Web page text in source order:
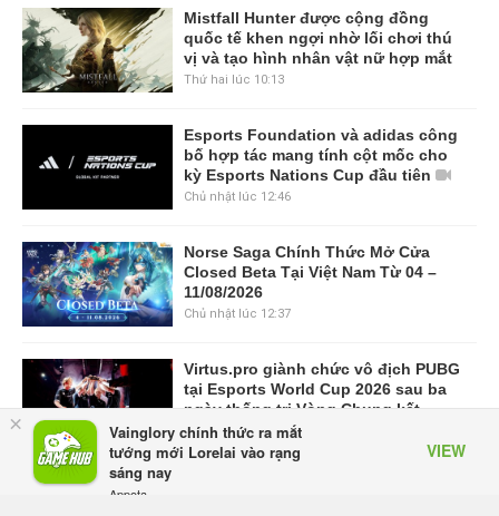
×
Vainglory chính thức ra mắt
tướng mới Lorelai vào rạng
sáng nay
Appota
VIEW
Mistfall Hunter được cộng đồng
quốc tế khen ngợi nhờ lối chơi thú
vị và tạo hình nhân vật nữ hợp mắt
Thứ hai lúc 10:13
Esports Foundation và adidas công
bố hợp tác mang tính cột mốc cho
kỳ Esports Nations Cup đầu tiên
Chủ nhật lúc 12:46
Norse Saga Chính Thức Mở Cửa
Closed Beta Tại Việt Nam Từ 04 –
11/08/2026
Chủ nhật lúc 12:37
Virtus.pro giành chức vô địch PUBG
tại Esports World Cup 2026 sau ba
ngày thống trị Vòng Chung kết
28/7/26